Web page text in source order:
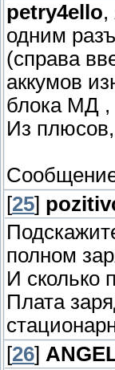
petry4ello,
одним
(справа
аккумов
блока МД ,
Из
[25]
полном
И сколько
Плата
[26]